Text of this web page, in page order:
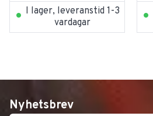
I lager, leveranstid 1-3
vardagar
Nyhetsbrev